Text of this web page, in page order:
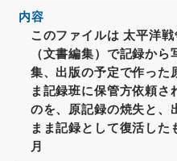
内容
このファイルは 太平洋
（文書編集）で記録か
集、出版の予定で作った
ま記録班に保管方依頼さ
のを、原記録の焼失と、
まま記録として復活した
月